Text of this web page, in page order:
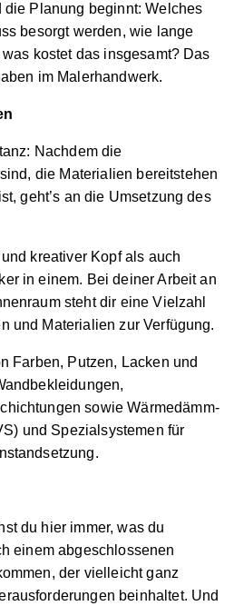
in (m/w/d) Malermeister
Planung beginnt: Welches
besorgt werden, wie lange
kostet das insgesamt? Das
im Malerhandwerk.
Nachdem die
die Materialien bereitstehen
geht’s an die Umsetzung des
kreativer Kopf als auch
in einem. Bei deiner Arbeit an
steht dir eine Vielzahl
und Materialien zur Verfügung.
Farben, Putzen, Lacken und
sowie Wärmedämm-
und Spezialsystemen für
du hier immer, was du
einem abgeschlossenen
der vielleicht ganz
beinhaltet. Und